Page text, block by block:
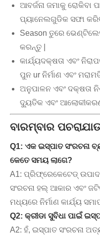
ଆବର୍ଜନା ଜମାକୁ ରୋକିବା
ପ୍ୟାନେଲଗୁଡିକ ସଫା
Season ତୁରେ
କରନ୍ତୁ |
କାର୍ଯ୍ୟଦକ୍ଷତା ଏବଂ
ପୁନ ur ନିର୍ମାଣ ଏବଂ ମରାମତି
ଅନୁପାଳନ ଏବଂ ଦକ୍ଷତା
ଦ୍ୟୁତିକ ଏବଂ ଆଲୋକୀକରଣ
ବାରମ୍ବାର
Q1: ଏକ ଇସ୍ପାତ ସଂରଚନା
କେତେ ସମୟ ଲାଗେ?
A1: ପ୍ରିଫ୍ରେକେଟେଡ୍
ସଂରଚନା ହଲ୍ ଆକାର ଏବଂ
ମଧ୍ୟରେ ନିର୍ମାଣ କାର୍ଯ୍ୟ
Q2: କ୍ରୀଡା ସୁବିଧା ପାଇଁ
A2: ହଁ, ଇସ୍ପାତ ସଂରଚନା